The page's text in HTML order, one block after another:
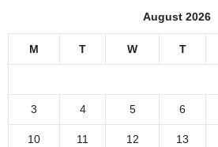
August 2026
M T W T
3 4 5 6
10 11 12 13